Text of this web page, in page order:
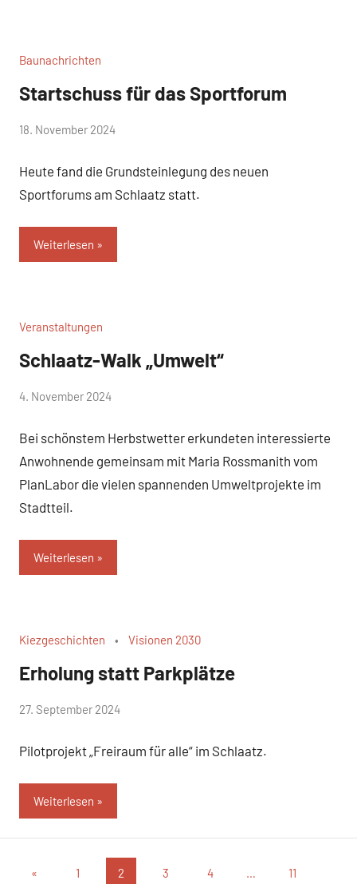
Baunachrichten
Startschuss für das Sportforum
von
Braun
18. November 2024
Heute fand die Grundsteinlegung des neuen
Sportforums am Schlaatz statt.
Weiterlesen
Veranstaltungen
Schlaatz-Walk „Umwelt“
von
Braun
4. November 2024
Bei schönstem Herbstwetter erkundeten interessierte
Anwohnende gemeinsam mit Maria Rossmanith vom
PlanLabor die vielen spannenden Umweltprojekte im
Stadtteil.
Weiterlesen
Kiezgeschichten Visionen 2030
Erholung statt Parkplätze
von
Braun
27. September 2024
Pilotprojekt „Freiraum für alle“ im Schlaatz.
Weiterlesen
Seitennummerierung
« Vorherige1 2 3 4 … 11